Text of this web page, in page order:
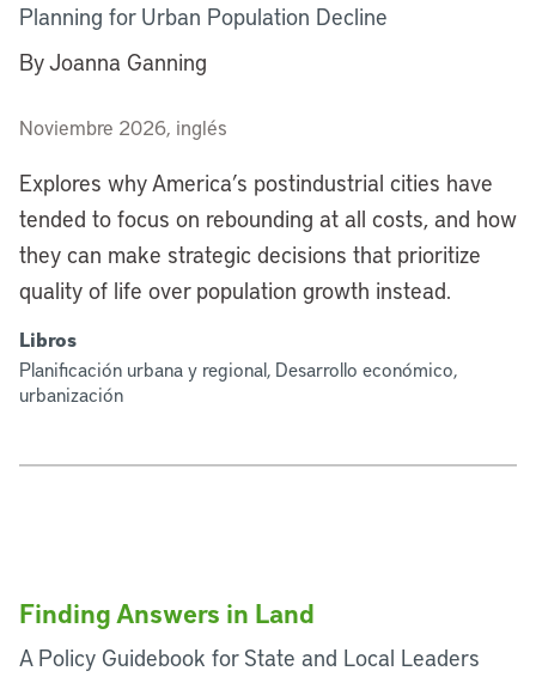
Planning for Urban Population Decline
By Joanna Ganning
Noviembre 2026, inglés
Explores why America’s postindustrial cities have
tended to focus on rebounding at all costs, and how
they can make strategic decisions that prioritize
quality of life over population growth instead.
Libros
Planificación urbana y regional, Desarrollo económico,
urbanización
Finding Answers in Land
A Policy Guidebook for State and Local Leaders